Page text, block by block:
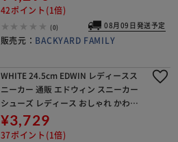
発 カジュアル かわいい ローヒール
42ポイント(1倍)
(0) 08月09日発送予定
販売元： BACKYARD FAMILY
WHITE 24.5cm EDWIN レディースス
ニーカー 通販 エドウィン スニーカー
シューズ レディース おしゃれ かわい
い 靴 軽量 カジュアルシューズ 通勤 通
学 学生 大人 レディースシュ
¥3,729
37ポイント(1倍)